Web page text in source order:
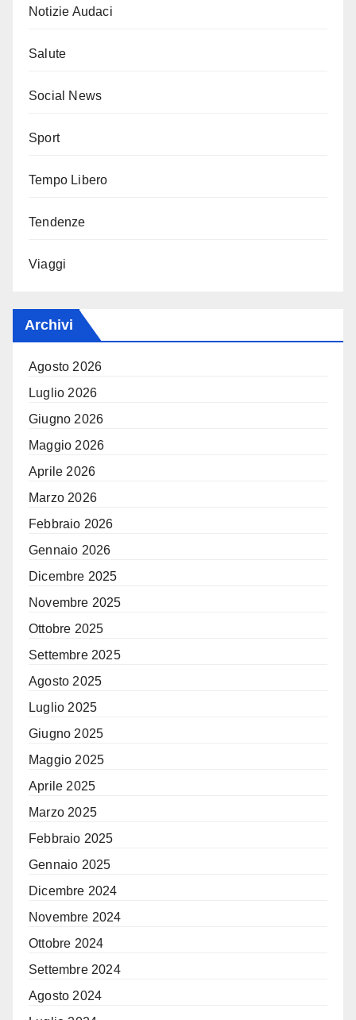
Notizie Audaci
Salute
Social News
Sport
Tempo Libero
Tendenze
Viaggi
Archivi
Agosto 2026
Luglio 2026
Giugno 2026
Maggio 2026
Aprile 2026
Marzo 2026
Febbraio 2026
Gennaio 2026
Dicembre 2025
Novembre 2025
Ottobre 2025
Settembre 2025
Agosto 2025
Luglio 2025
Giugno 2025
Maggio 2025
Aprile 2025
Marzo 2025
Febbraio 2025
Gennaio 2025
Dicembre 2024
Novembre 2024
Ottobre 2024
Settembre 2024
Agosto 2024